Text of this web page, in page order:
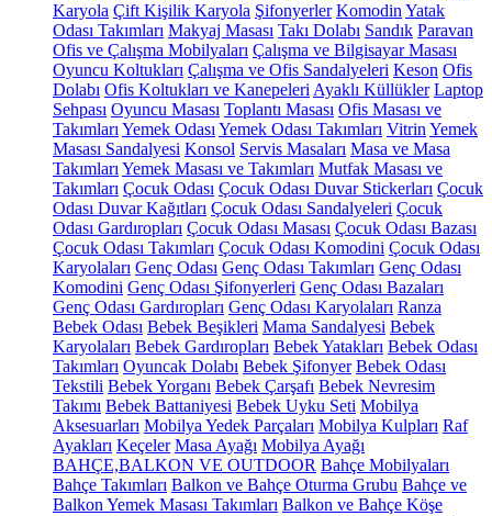
Karyola Çift Kişilik Karyola Şifonyerler Komodin Yatak
Odası Takımları Makyaj Masası Takı Dolabı Sandık Paravan
Ofis ve Çalışma Mobilyaları Çalışma ve Bilgisayar Masası
Oyuncu Koltukları Çalışma ve Ofis Sandalyeleri Keson Ofis
Dolabı Ofis Koltukları ve Kanepeleri Ayaklı Küllükler Laptop
Sehpası Oyuncu Masası Toplantı Masası Ofis Masası ve
Takımları Yemek Odası Yemek Odası Takımları Vitrin Yemek
Masası Sandalyesi Konsol Servis Masaları Masa ve Masa
Takımları Yemek Masası ve Takımları Mutfak Masası ve
Takımları Çocuk Odası Çocuk Odası Duvar Stickerları Çocuk
Odası Duvar Kağıtları Çocuk Odası Sandalyeleri Çocuk
Odası Gardıropları Çocuk Odası Masası Çocuk Odası Bazası
Çocuk Odası Takımları Çocuk Odası Komodini Çocuk Odası
Karyolaları Genç Odası Genç Odası Takımları Genç Odası
Komodini Genç Odası Şifonyerleri Genç Odası Bazaları
Genç Odası Gardıropları Genç Odası Karyolaları Ranza
Bebek Odası Bebek Beşikleri Mama Sandalyesi Bebek
Karyolaları Bebek Gardıropları Bebek Yatakları Bebek Odası
Takımları Oyuncak Dolabı Bebek Şifonyer Bebek Odası
Tekstili Bebek Yorganı Bebek Çarşafı Bebek Nevresim
Takımı Bebek Battaniyesi Bebek Uyku Seti Mobilya
Aksesuarları Mobilya Yedek Parçaları Mobilya Kulpları Raf
Ayakları Keçeler Masa Ayağı Mobilya Ayağı
BAHÇE,BALKON VE OUTDOOR Bahçe Mobilyaları
Bahçe Takımları Balkon ve Bahçe Oturma Grubu Bahçe ve
Balkon Yemek Masası Takımları Balkon ve Bahçe Köşe